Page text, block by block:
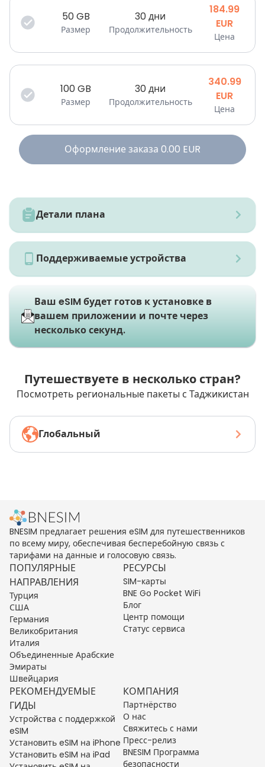
50GB
Размер
30 дни
Продолжительность
184.99
EUR
Цена
100GB
Размер
30 дни
Продолжительность
340.99
EUR
Цена
Оформление заказа 0.00 EUR
Детали плана
Поддерживаемые устройства
Ваш eSIM будет готов к установке в
вашем приложении и почте через
несколько секунд.
Путешествуете в несколько стран?
Посмотреть региональные пакеты с Таджикистан
Глобальный
BNESIM предлагает решения eSIM для путешественников
по всему миру, обеспечивая бесперебойную связь с
тарифами на данные и голосовую связь.
ПОПУЛЯРНЫЕ
НАПРАВЛЕНИЯ
Турция
США
Германия
Великобритания
Италия
Объединенные Арабские
Эмираты
Швейцария
РЕСУРСЫ
SIM-карты
BNE Go Pocket WiFi
Блог
Центр помощи
Статус сервиса
РЕКОМЕНДУЕМЫЕ
ГИДЫ
Устройства с поддержкой
eSIM
Установить eSIM на iPhone
Установить eSIM на iPad
КОМПАНИЯ
Партнёрство
О нас
Свяжитесь с нами
Пресс-релиз
BNESIM Программа
безопасности